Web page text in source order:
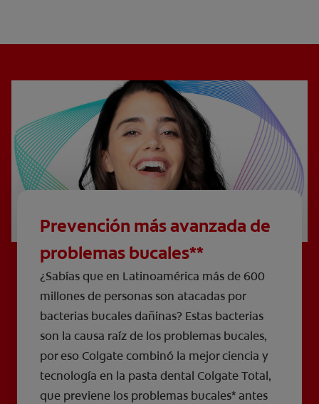
Prevención más avanzada de
problemas bucales**
¿Sabías que en Latinoamérica más de 600
millones de personas son atacadas por
bacterias bucales dañinas? Estas bacterias
son la causa raíz de los problemas bucales,
por eso Colgate combinó la mejor ciencia y
tecnología en la pasta dental Colgate Total,
que previene los problemas bucales* antes